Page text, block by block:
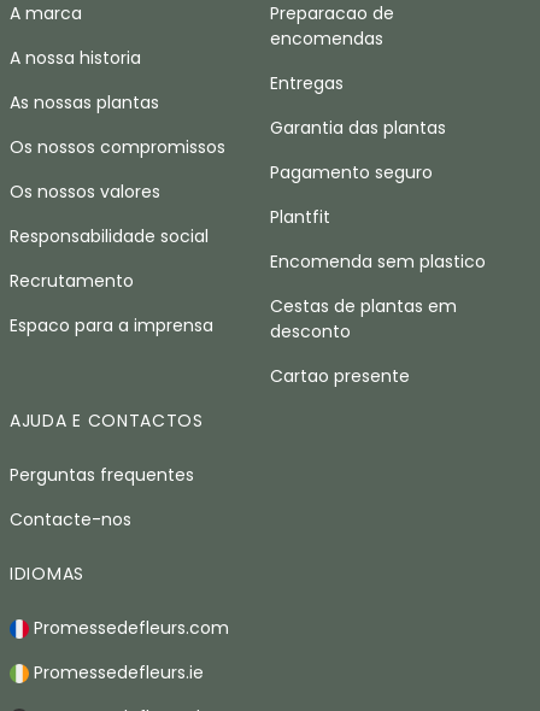
A marca
A nossa historia
As nossas plantas
Os nossos compromissos
Os nossos valores
Responsabilidade social
Recrutamento
Espaco para a imprensa
Preparacao de
encomendas
Entregas
Garantia das plantas
Pagamento seguro
Plantfit
Encomenda sem plastico
Cestas de plantas em
desconto
Cartao presente
AJUDA E CONTACTOS
Perguntas frequentes
Contacte-nos
IDIOMAS
Promessedefleurs.com
Promessedefleurs.ie